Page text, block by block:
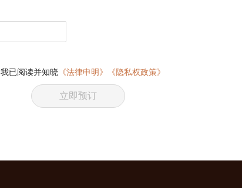
我已阅读并知晓 《法律申明》 《隐私权政策》
立即预订